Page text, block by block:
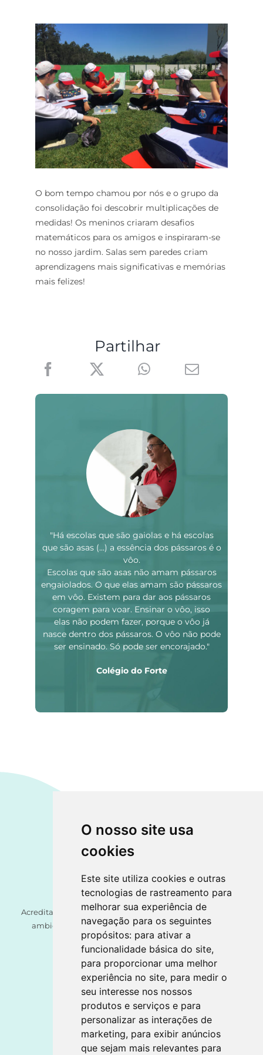
O nosso site usa
cookies
Este site utiliza cookies e outras
tecnologias de rastreamento para
melhorar sua experiência de
navegação para os seguintes
propósitos: para ativar a
funcionalidade básica do site,
para proporcionar uma melhor
experiência no site, para medir o
seu interesse nos nossos
produtos e serviços e para
personalizar as interações de
marketing, para exibir anúncios
que sejam mais relevantes para
O bom tempo chamou por nós e o grupo da
consolidação foi descobrir multiplicações de
medidas! Os meninos criaram desafios
matemáticos para os amigos e inspiraram-se
no nosso jardim. Salas sem paredes criam
aprendizagens mais significativas e memórias
mais felizes!
Partilhar
"Há escolas que são gaiolas e há escolas
que são asas (...) a essência dos pássaros é o
vôo.
Escolas que são asas não amam pássaros
engaiolados. O que elas amam são pássaros
em vôo. Existem para dar aos pássaros
coragem para voar. Ensinar o vôo, isso
elas não podem fazer, porque o vôo já
nasce dentro dos pássaros. O vôo não pode
ser ensinado. Só pode ser encorajado."
Colégio do Forte
Acreditamos ser um direito de cada criança o acesso a um
ambiente seguro, assente num princípio orientador:
Crescer Forte pelos Afetos.
Politica de Privacidade